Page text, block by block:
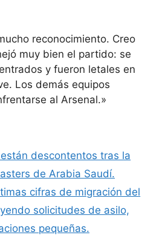
reconocimiento. Creo
muy bien el partido: se
y fueron letales en
Los demás equipos
al Arsenal.»
descontentos tras la
de Arabia Saudí.
cifras de migración del
solicitudes de asilo,
pequeñas.